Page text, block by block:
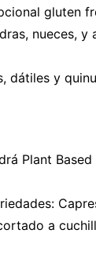
gluten
nueces, y
dátiles y
Plant Based
a